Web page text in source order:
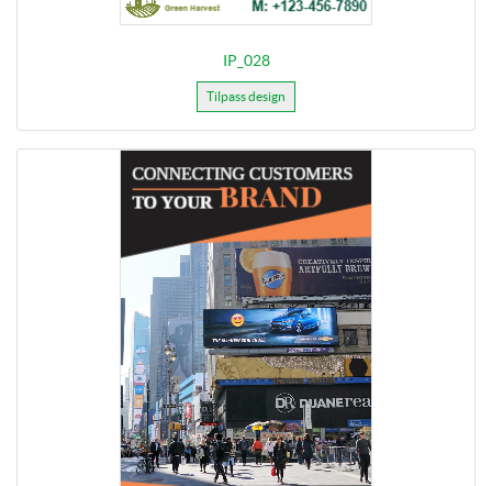
IP_028
Tilpass design